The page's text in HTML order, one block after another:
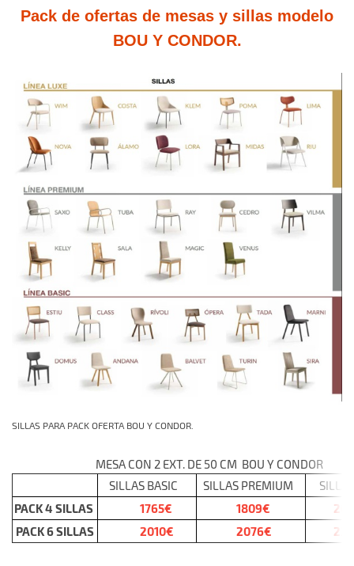
Pack de ofertas de mesas y sillas modelo
BOU Y CONDOR.
SILLAS PARA PACK OFERTA BOU Y CONDOR.
MESA CON 2 EXT. DE 50 CM BOU Y CONDOR
SILLAS BASIC
SILLAS PREMIUM
PACK 4 SILLAS 1765€ 1809€
PACK 6 SILLAS
2010€ 2076€